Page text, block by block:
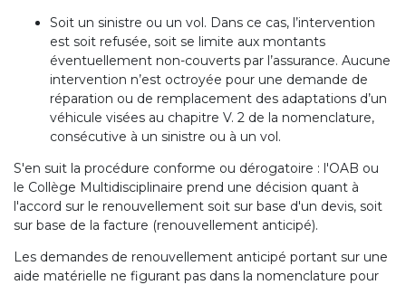
Soit un sinistre ou un vol. Dans ce cas, l’intervention
est soit refusée, soit se limite aux montants
éventuellement non-couverts par l’assurance. Aucune
intervention n’est octroyée pour une demande de
réparation ou de remplacement des adaptations d’un
véhicule visées au chapitre V. 2 de la nomenclature,
consécutive à un sinistre ou à un vol.
S'en suit la procédure conforme ou dérogatoire : l'OAB ou
le Collège Multidisciplinaire prend une décision quant à
l'accord sur le renouvellement soit sur base d'un devis, soit
sur base de la facture (renouvellement anticipé).
Les demandes de renouvellement anticipé portant sur une
aide matérielle ne figurant pas dans la nomenclature pour